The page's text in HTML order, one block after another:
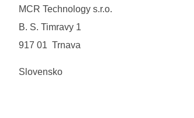
MCR Technology s.r.o.
B. S. Timravy 1
917 01 Trnava
Slovensko